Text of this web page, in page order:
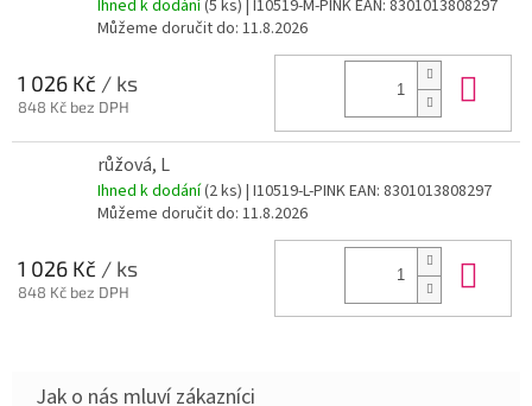
Ihned k dodání(5 ks) | I10519-M-PINKEAN: 8301013808297
Můžeme doručit do: 11.8.2026
1 026 Kč / ks
848 Kč bez DPH
růžová, L
Ihned k dodání(2 ks) | I10519-L-PINKEAN: 8301013808297
Můžeme doručit do: 11.8.2026
1 026 Kč / ks
848 Kč bez DPH